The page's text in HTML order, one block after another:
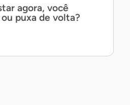
agora, você
puxa de volta?